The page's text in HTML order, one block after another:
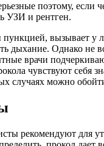
поэтому, если
УЗИ и рентген.
вызывает у
дыхание. Однако не
врачи
чувствуют
случаях можно
рекомендуют для